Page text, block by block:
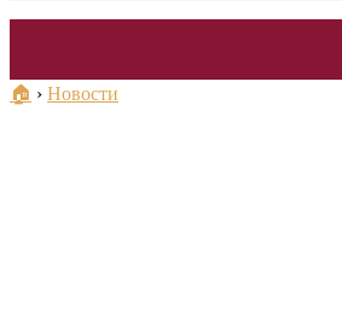
🏠 › Новости